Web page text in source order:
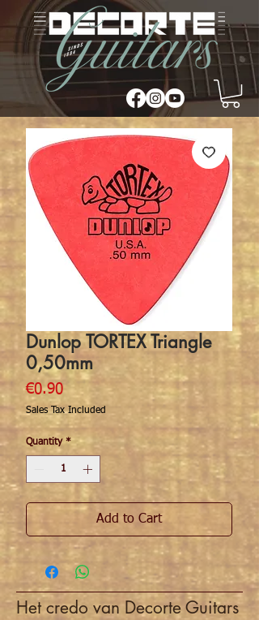
Dunlop TORTEX Triangle
0,50mm
€0.90Price
Sales Tax Included
Quantity *
Add to Cart
Het credo van Decorte Guitars